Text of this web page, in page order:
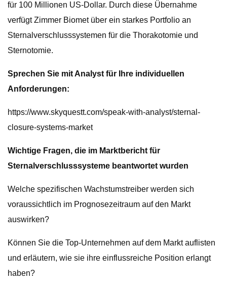
für 100 Millionen US-Dollar. Durch diese Übernahme
verfügt Zimmer Biomet über ein starkes Portfolio an
Sternalverschlusssystemen für die Thorakotomie und
Sternotomie.
Sprechen Sie mit Analyst für Ihre individuellen
Anforderungen:
https://www.skyquestt.com/speak-with-analyst/sternal-
closure-systems-market
Wichtige Fragen, die im Marktbericht für
Sternalverschlusssysteme beantwortet wurden
Welche spezifischen Wachstumstreiber werden sich
voraussichtlich im Prognosezeitraum auf den Markt
auswirken?
Können Sie die Top-Unternehmen auf dem Markt auflisten
und erläutern, wie sie ihre einflussreiche Position erlangt
haben?